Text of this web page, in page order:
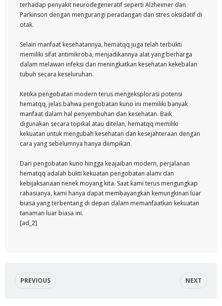
terhadap penyakit neurodegeneratif seperti Alzheimer dan
Parkinson dengan mengurangi peradangan dan stres oksidatif di
otak.
Selain manfaat kesehatannya, hematqq juga telah terbukti
memiliki sifat antimikroba, menjadikannya alat yang berharga
dalam melawan infeksi dan meningkatkan kesehatan kekebalan
tubuh secara keseluruhan.
Ketika pengobatan modern terus mengeksplorasi potensi
hematqq, jelas bahwa pengobatan kuno ini memiliki banyak
manfaat dalam hal penyembuhan dan kesehatan. Baik
digunakan secara topikal atau ditelan, hematqq memiliki
kekuatan untuk mengubah kesehatan dan kesejahteraan dengan
cara yang sebelumnya hanya diimpikan.
Dari pengobatan kuno hingga keajaiban modern, perjalanan
hematqq adalah bukti kekuatan pengobatan alami dan
kebijaksanaan nenek moyang kita. Saat kami terus mengungkap
rahasianya, kami hanya dapat membayangkan kemungkinan luar
biasa yang terbentang di depan dalam memanfaatkan kekuatan
tanaman luar biasa ini.
[ad_2]
PREVIOUS NEXT